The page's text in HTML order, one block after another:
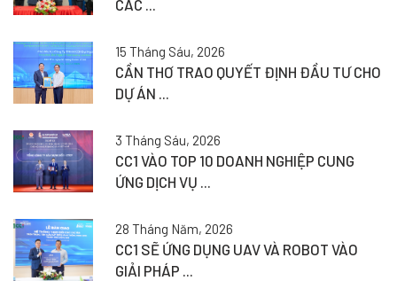
CÁC ...
15 Tháng Sáu, 2026
CẦN THƠ TRAO QUYẾT ĐỊNH ĐẦU TƯ CHO
DỰ ÁN ...
3 Tháng Sáu, 2026
CC1 VÀO TOP 10 DOANH NGHIỆP CUNG
ỨNG DỊCH VỤ ...
28 Tháng Năm, 2026
CC1 SẼ ỨNG DỤNG UAV VÀ ROBOT VÀO
GIẢI PHÁP ...